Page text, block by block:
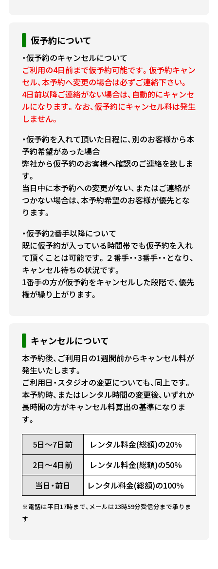
仮予約について
・仮予約のキャンセルについて
ご利用の4日前まで仮予約可能です。仮予約キャン
セル、本予約へ変更の場合は必ずご連絡下さい。
4日前以降ご連絡がない場合は、自動的にキャンセ
ルになります。なお、仮予約にキャンセル料は発生
しません。
・仮予約を入れて頂いた日程に、別のお客様から本
予約希望があった場合
弊社から仮予約のお客様へ確認のご連絡を致しま
す。
当日中に本予約への変更がない、またはご連絡が
つかない場合は、本予約希望のお客様が優先とな
ります。
・仮予約2番手以降について
既に仮予約が入っている時間帯でも仮予約を入れ
て頂くことは可能です。２番手・・3番手・・となり、
キャンセル待ちの状況です。
1番手の方が仮予約をキャンセルした段階で、優先
権が繰り上がります。
キャンセルについて
本予約後、ご利用日の1週間前からキャンセル料が
発生いたします。
ご利用日・スタジオの変更についても、同上です。
本予約時、またはレンタル時間の変更後、いずれか
長時間の方がキャンセル料算出の基準になりま
す。
5日～7日前
レンタル料金(総額)の20％
2日～4日前
レンタル料金(総額)の50％
当日・前日
レンタル料金(総額)の100％
※電話は平日17時まで、メールは23時59分受信分まで承りま
す